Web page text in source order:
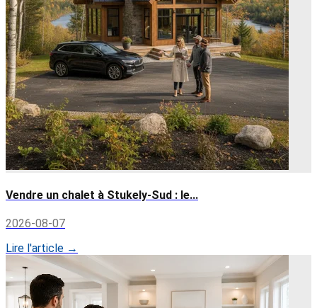
Vendre un chalet à Stukely-Sud : le...
2026-08-07
Lire l'article →